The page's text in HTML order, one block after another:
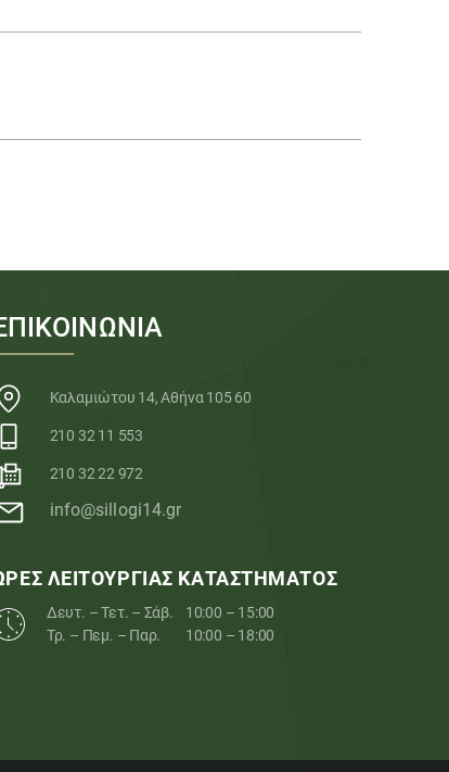
Καλαμιώτου 14, Αθήνα 105 60
210 32 11 553
210 32 22 972
info@sillogi14.gr
ΛΕΙΤΟΥΡΓΙΑΣ ΚΑΤΑΣΤΗΜΑΤΟΣ
Δευτ. – Τετ. – Σάβ.
10:00 – 15:00
Τρ. – Πεμ. – Παρ.
10:00 – 18:00